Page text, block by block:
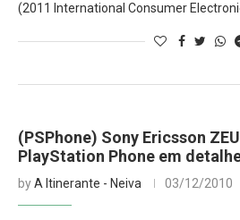
(2011 International Consumer
(PSPhone) Sony Ericsson
PlayStation Phone em
byA Itinerante - Neiva 03/12/2010